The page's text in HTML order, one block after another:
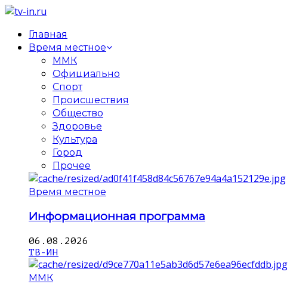
Главная
Время местное
ММК
Официально
Спорт
Происшествия
Общество
Здоровье
Культура
Город
Прочее
Время местное
Информационная программа
06.08.2026
ТВ-ИН
ММК